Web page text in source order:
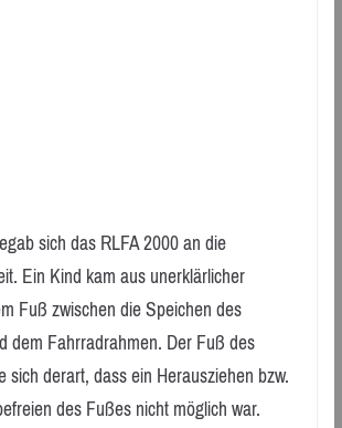
sich das RLFA 2000 an die
Ein Kind kam aus unerklärlicher
Fuß zwischen die Speichen des
dem Fahrradrahmen. Der Fuß des
sich derart, dass ein Herausziehen bzw.
des Fußes nicht möglich war.